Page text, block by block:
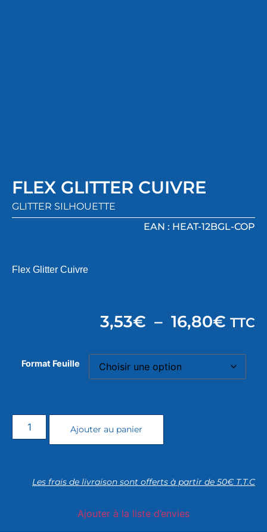
FLEX GLITTER CUIVRE
GLITTER SILHOUETTE
EAN : HEAT-12BGL-COP
Flex Glitter Cuivre
3,53€ – 16,80€ TTC
Format Feuille
Ajouter au panier
Les frais de livraison sont offerts à partir de 50€ T.T.C
Ajouter à la liste d’envies